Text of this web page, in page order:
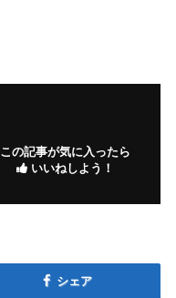
この記事が気に入ったら
いいねしよう！
シェア